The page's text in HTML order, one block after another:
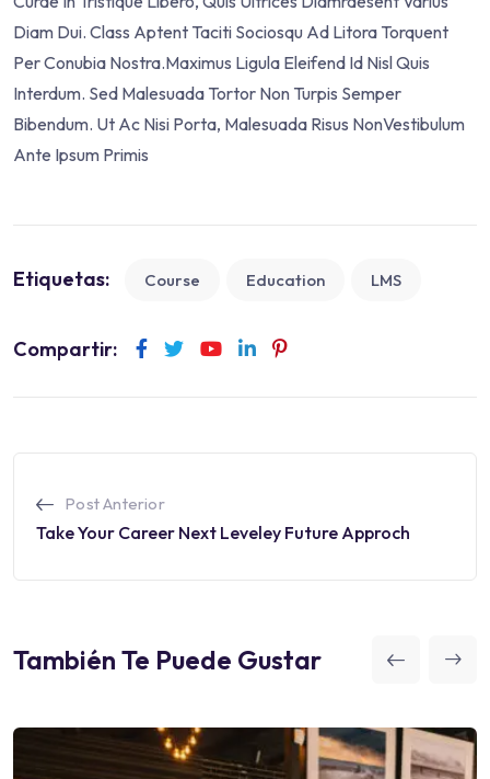
Diam Dui. Class Aptent Taciti Sociosqu Ad Litora Torquent
Per Conubia Nostra.Maximus Ligula Eleifend Id Nisl Quis
Interdum. Sed Malesuada Tortor Non Turpis Semper
Bibendum. Ut Ac Nisi Porta, Malesuada Risus NonVestibulum
Ante Ipsum Primis
Etiquetas: Course Education LMS
Compartir:
Post Anterior
Take Your Career Next Leveley Future Approch
También Te Puede Gustar